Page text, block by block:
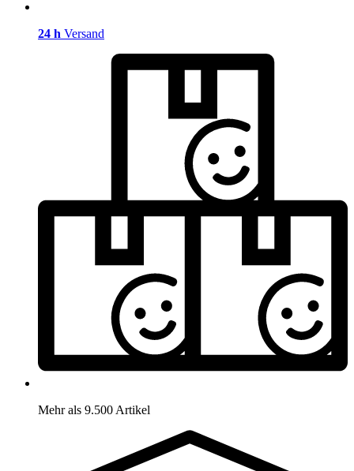
24 h Versand
Mehr als 9.500 Artikel